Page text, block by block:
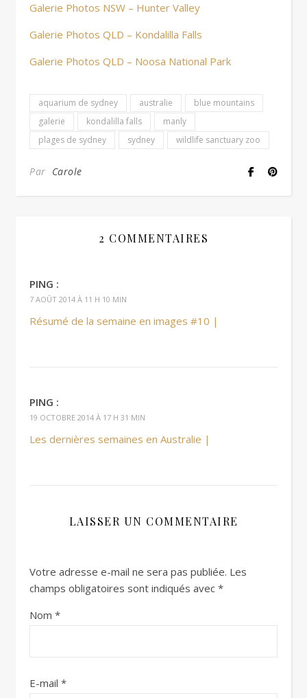
Galerie Photos NSW – Hunter Valley
Galerie Photos QLD – Kondalilla Falls
Galerie Photos QLD – Noosa National Park
aquarium de sydney australie
blue mountains
galerie
kondalilla falls
manly
plages de sydney
sydney wildlife sanctuary zoo
Par Carole
2 COMMENTAIRES
PING :
7 AOÛT 2014 À 11 H 10 MIN
Résumé de la semaine en images #10 |
PING :
19 OCTOBRE 2014 À 17 H 31 MIN
Les dernières semaines en Australie |
LAISSER UN COMMENTAIRE
Votre adresse e-mail ne sera pas publiée. Les
champs obligatoires sont indiqués avec *
Nom *
E-mail *